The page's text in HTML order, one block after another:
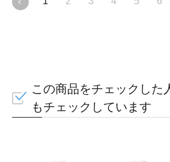
この商品をチェックした
もチェックしています